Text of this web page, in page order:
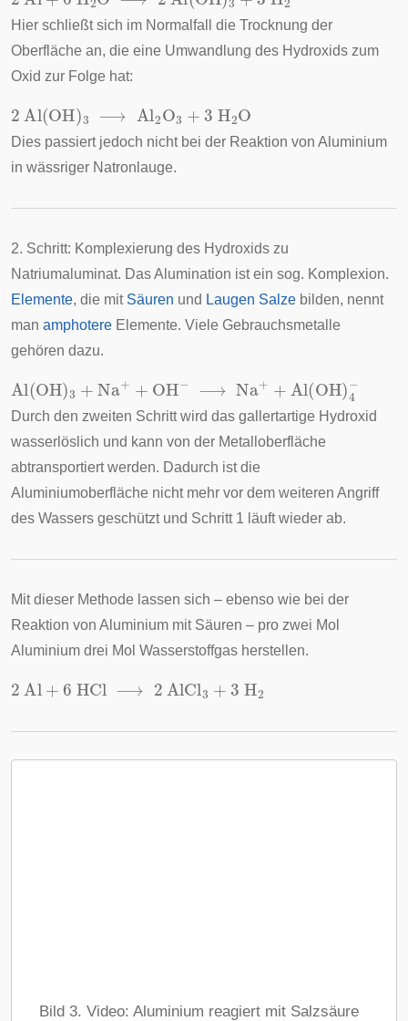
Hier schließt sich im Normalfall die Trocknung der
Oberfläche an, die eine Umwandlung des Hydroxids zum
Oxid zur Folge hat:
2 Al(OH)3 2 O 3+ H2O
Dies passiert jedoch nicht bei der Reaktion von Aluminium
in wässriger Natronlauge.
2. Schritt: Komplexierung des Hydroxids zu
Natriumaluminat. Das Alumination ist ein sog. Komplexion.
Elemente, die mit Säuren und Laugen Salze bilden, nennt
man amphotere Elemente. Viele Gebrauchsmetalle
gehören dazu.
Al( OH)3 Na+ +OH − ⟶ +Al (OH 4 −
Durch den zweiten Schritt wird das gallertartige Hydroxid
wasserlöslich und kann von der Metalloberfläche
abtransportiert werden. Dadurch ist die
Aluminiumoberfläche nicht mehr vor dem weiteren Angriff
des Wassers geschützt und Schritt 1 läuft wieder ab.
Mit dieser Methode lassen sich – ebenso wie bei der
Reaktion von Aluminium mit Säuren – pro zwei Mol
Aluminium drei Mol Wasserstoffgas herstellen.
2 Al HCl ⟶ AlCl 3+3 2
Bild 3. Video: Aluminium reagiert mit Salzsäure